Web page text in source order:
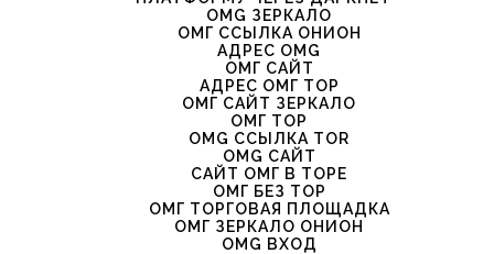
OMG ЗЕРКАЛО
ОМГ ССЫЛКА ОНИОН
АДРЕС OMG
ОМГ САЙТ
АДРЕС ОМГ ТОР
ОМГ САЙТ ЗЕРКАЛО
ОМГ ТОР
OMG ССЫЛКА TOR
OMG САЙТ
САЙТ ОМГ В ТОРЕ
ОМГ БЕЗ ТОР
ОМГ ТОРГОВАЯ ПЛОЩАДКА
ОМГ ЗЕРКАЛО ОНИОН
OMG ВХОД